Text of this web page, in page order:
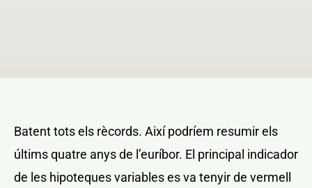
PERFIL
Batent tots els rècords. Així podríem resumir els
últims quatre anys de l’euríbor. El principal indicador
de les hipoteques variables es va tenyir de vermell